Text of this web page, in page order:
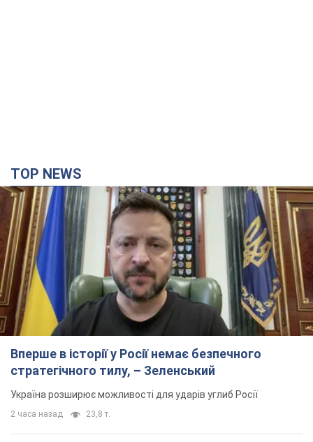
TOP NEWS
Вперше в історії у Росії немає безпечного
стратегічного тилу, – Зеленський
Україна розширює можливості для ударів углиб Росії
2 часа назад 23,8 т.